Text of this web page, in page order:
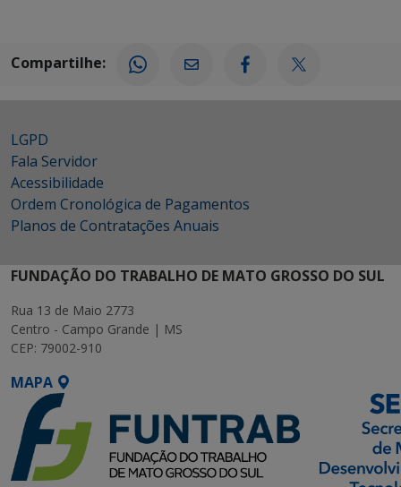
Compartilhe:
LGPD
Fala Servidor
Acessibilidade
Ordem Cronológica de Pagamentos
Planos de Contratações Anuais
FUNDAÇÃO DO TRABALHO DE MATO GROSSO DO SUL
Rua 13 de Maio 2773
Centro - Campo Grande | MS
CEP: 79002-910
MAPA